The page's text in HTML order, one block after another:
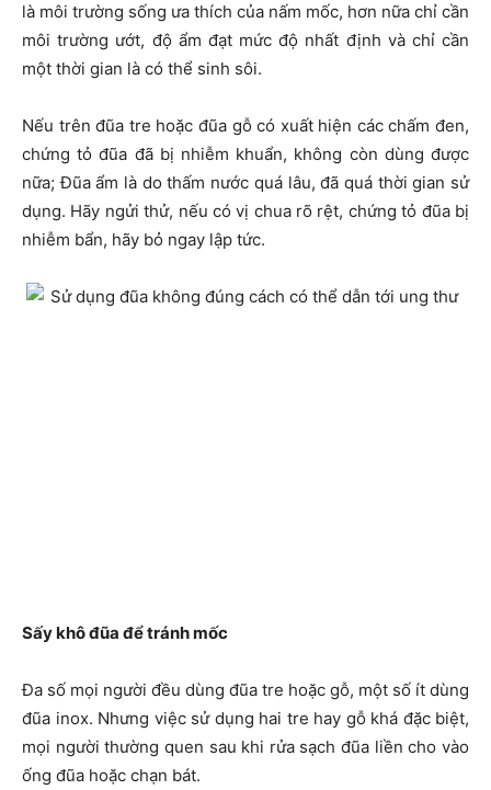
là môi trường sống ưa thích của nấm mốc, hơn nữa chỉ cần
môi trường ướt, độ ẩm đạt mức độ nhất định và chỉ cần
một thời gian là có thể sinh sôi.
Nếu trên đũa tre hoặc đũa gỗ có xuất hiện các chấm đen,
chứng tỏ đũa đã bị nhiễm khuẩn, không còn dùng được
nữa; Đũa ẩm là do thấm nước quá lâu, đã quá thời gian sử
dụng. Hãy ngửi thử, nếu có vị chua rõ rệt, chứng tỏ đũa bị
nhiễm bẩn, hãy bỏ ngay lập tức.
Sấy khô đũa để tránh mốc
Đa số mọi người đều dùng đũa tre hoặc gỗ, một số ít dùng
đũa inox. Nhưng việc sử dụng hai tre hay gỗ khá đặc biệt,
mọi người thường quen sau khi rửa sạch đũa liền cho vào
ống đũa hoặc chạn bát.